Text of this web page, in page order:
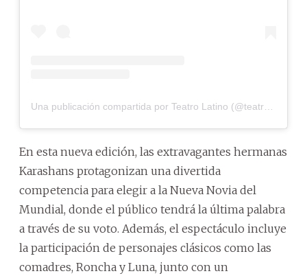
En esta nueva edición, las extravagantes hermanas
Karashans protagonizan una divertida
competencia para elegir a la Nueva Novia del
Mundial, donde el público tendrá la última palabra
a través de su voto. Además, el espectáculo incluye
la participación de personajes clásicos como las
comadres, Roncha y Luna, junto con un